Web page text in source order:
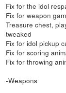
Fix for the idol
Fix for weapon
Treasure chest,
tweaked
Fix for idol pickup
Fix for scoring
Fix for throwing
-Weapons